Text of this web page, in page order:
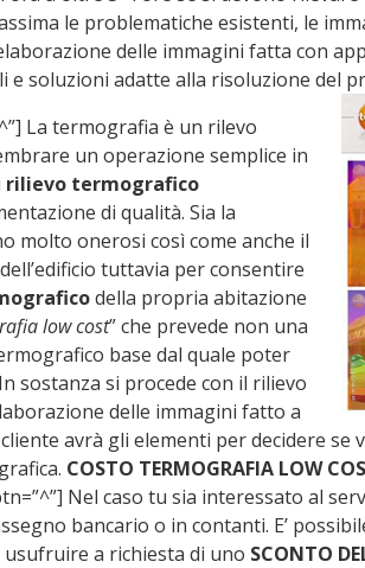
le problematiche esistenti, le
delle immagini fatta con
soluzioni adatte alla risoluzione del
La termografia è un rilevo
un operazione semplice in
rilievo termografico
di qualità. Sia la
molto onerosi così come anche il
tuttavia per consentire
della propria abitazione
low cost” che prevede non una
base dal quale poter
sostanza si procede con il rilievo
delle immagini fatto a
avrà gli elementi per decidere se
COSTO TERMOGRAFIA LOW
Nel caso tu sia interessato al
bancario o in contanti. E’
usufruire a richiesta di uno SCONTO